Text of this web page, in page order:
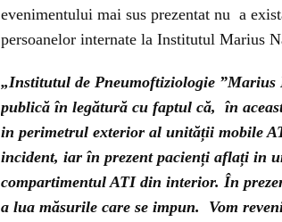
evenimentului mai sus prezentat nu a
persoanelor internate la Institutul Marius
„Institutul de Pneumoftiziologie
publică în legătură cu faptul că, în
in perimetrul exterior al unității mobile
incident, iar în prezent pacienți aflați in
compartimentul ATI din interior. În
a lua măsurile care se impun. Vom